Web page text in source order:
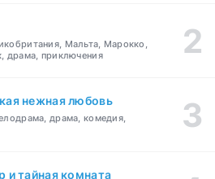
Мальта, Марокко,
драма, приключения
нежная любовь
драма, комедия,
и тайная комната